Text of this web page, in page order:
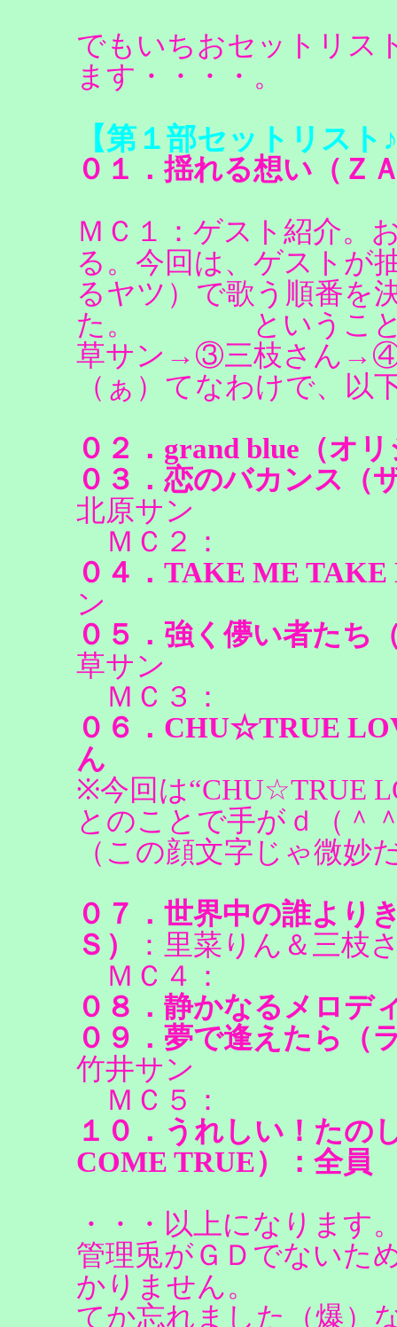
でもいちおセットリス
ます・・・・。
【第１部セットリスト
０１．揺れる想い（Ｚ
ＭＣ１：ゲスト紹介。
る。今回は、ゲストが
るヤツ）で歌う順番を
た。 ということ
草サン→③三枝さん→④
（ぁ）てなわけで、以
０２．grand blue（オ
０３．恋のバカンス（
北原サン
ＭＣ２：
０４．TAKE ME
ン
０５．強く儚い者たち
草サン
ＭＣ３：
０６．CHU☆TRUE
ん
※今回は“CHU☆TRUE
とのことで手がｄ（＾
（この顔文字じゃ微妙
０７．世界中の誰より
Ｓ）
：里菜りん＆三枝
ＭＣ４：
０８．静かなるメロデ
０９．夢で逢えたら（
竹井サン
ＭＣ５：
１０．うれしい！たの
COME TRUE）：全員
・・・以上になります
管理兎がＧＤでないた
かりません。
てか忘れました（爆）